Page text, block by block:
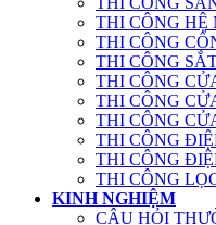
THI CÔNG HỆ
THI CÔNG
THI CÔNG
THI CÔNG
THI CÔNG
THI CÔNG
THI CÔNG
THI CÔNG
THI CÔNG
KINH NGHIỆM
CÂU HỎI